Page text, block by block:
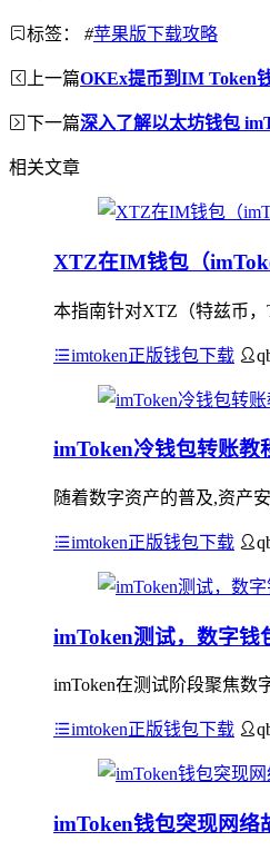
标签： #苹果版下载攻略
上一篇OKEx提币到IM Token
下一篇深入了解以太坊钱包
相关文章
XTZ在IM钱包（
本指南针对XTZ（特兹币
imtoken正版钱包下载
imToken冷钱包转账教
随着数字资产的普及,资产
imtoken正版钱包下载
imToken测试，数字钱
imToken在测试阶段聚焦
imtoken正版钱包下载
imToken钱包突现网络